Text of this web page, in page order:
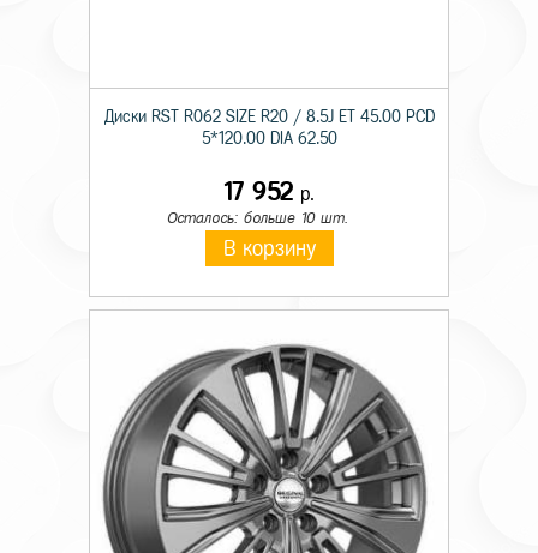
Диски RST R062 SIZE R20 / 8.5J ET 45.00 PCD
5*120.00 DIA 62.50
17 952 р.
Осталось: больше 10 шт.
В корзину